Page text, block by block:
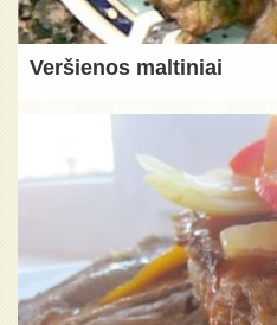
Veršienos maltiniai